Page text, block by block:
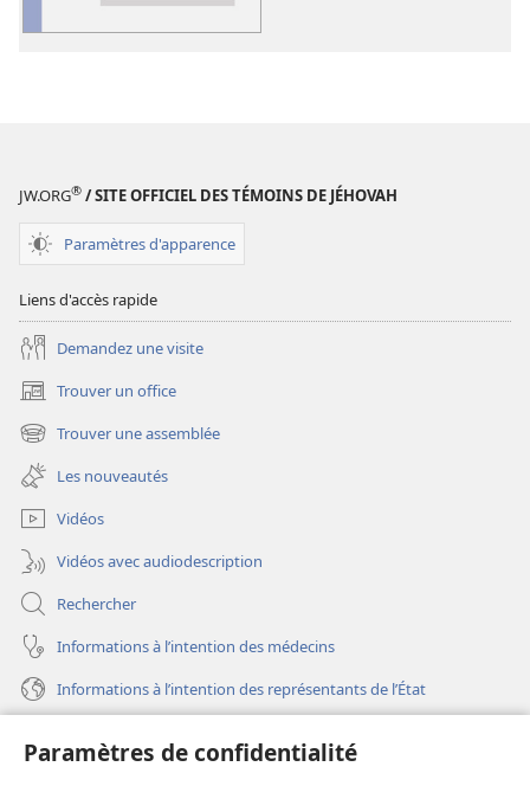
Paramètres de confidentialité
JW.ORG® / SITE OFFICIEL DES TÉMOINS DE JÉHOVAH
Paramètres d'apparence
Liens d'accès rapide
Demandez une visite
Trouver un office
(ouvre
une
nouvelle
fenêtre)
Trouver une assemblée
(ouvre
une
nouvelle
fenêtre)
Les nouveautés
Vidéos
Vidéos avec audiodescription
Rechercher
Informations à l’intention des médecins
Informations à l’intention des représentants de l’État